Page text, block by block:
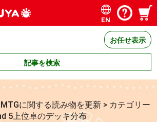
EN
お任せ表示
記事を検索
に関する読み物を更新 > カテゴリー
5上位卓のデッキ分布